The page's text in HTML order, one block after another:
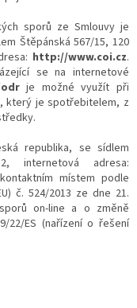
sporů ze Smlouvy je
Štěpánská 567/15, 120
http://www.coi.cz.
se na internetové
je možné využít při
který je spotřebitelem, z
republika, se sídlem
internetová adresa:
místem podle
č. 524/2013 ze dne 21.
on-line a o změně
22/ES (nařízení o řešení